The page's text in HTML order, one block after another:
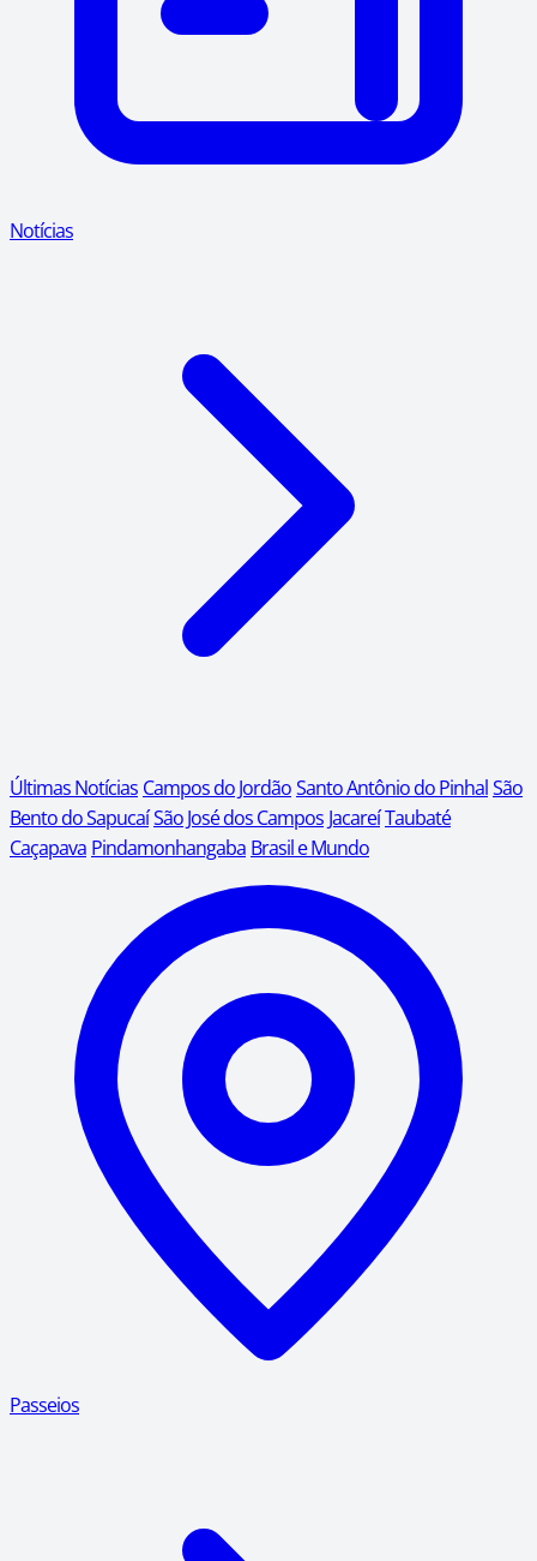
Notícias
Últimas Notícias Campos do JordãoSanto Antônio do PinhalSão
Bento do SapucaíSão José dos Campos JacareíTaubaté
Caçapava Pindamonhangaba Brasil e Mundo
Passeios